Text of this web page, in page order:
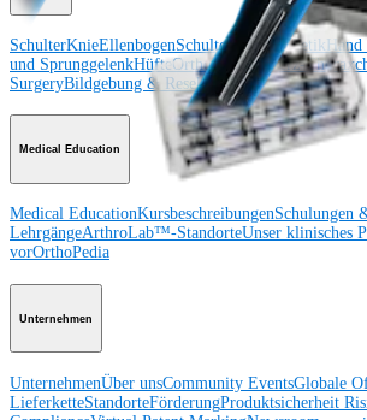
SchulterKnieEllenbogenSchulterendoprothetik
und SprunggelenkHüfteOrthobiologieHerz-
SurgeryBildgebung & Resektion
Medical Education
Medical EducationKursbeschreibungenSchulungen
LehrgängeArthroLab™-StandorteUnser klinisches
vorOrthoPedia
Unternehmen
UnternehmenÜber unsCommunity EventsGlobale
LieferketteStandorteFörderungProduktsicherheit